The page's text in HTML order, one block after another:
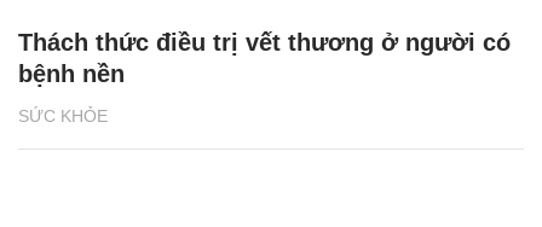
SỨC KHỎE
Thách thức điều trị vết thương ở người có
bệnh nền